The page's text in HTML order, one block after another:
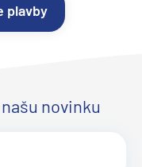
plavby
novinku